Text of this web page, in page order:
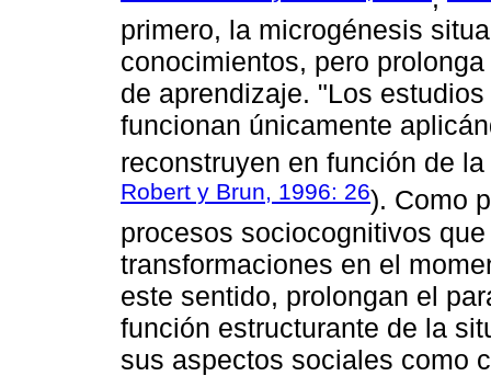
primero, la microgénesis
conocimientos, pero
de aprendizaje. "Los
funcionan únicamente
reconstruyen en función de
Robert y Brun, 1996: 26). Como
procesos sociocognitivos
transformaciones en el
este sentido, prolongan el
función estructurante de la
sus aspectos sociales como